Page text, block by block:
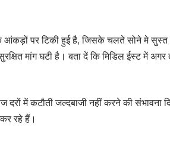
पर टिकी हुई है, जिसके चलते सोने मे सुस्त
मांग घटी है। बता दें कि मिडिल ईस्ट में अगर
दरों में कटौती जल्दबाजी नहीं करने की
रहे हैं।